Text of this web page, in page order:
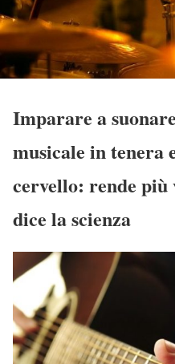
Imparare a
musicale in tenera
cervello: rende
dice la scienza